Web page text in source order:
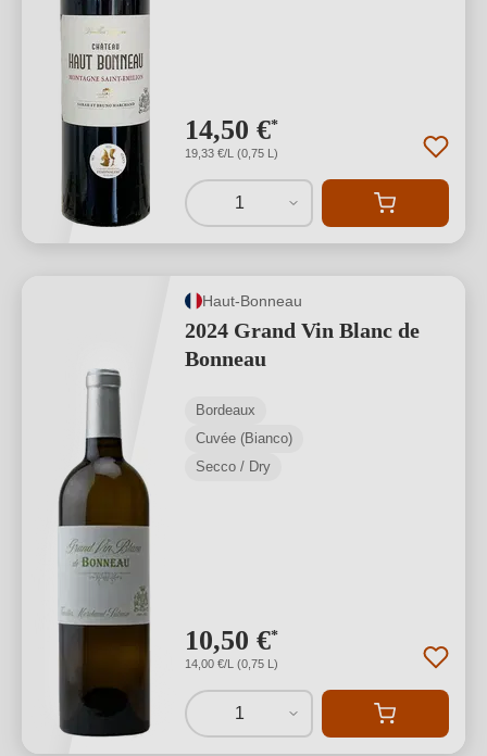
14,50 €*
19,33 €/L (0,75 L)
1
Haut-Bonneau
2024 Grand Vin Blanc de
Bonneau
Bordeaux
Cuvée (Bianco)
Secco / Dry
10,50 €*
14,00 €/L (0,75 L)
1